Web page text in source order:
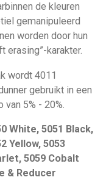
de kleuren
gemanipuleerd
worden door hun
erasing”-karakter.
wordt 4011
gebruikt in een
van 5% - 20%.
White, 5051 Black,
Yellow, 5053
5059 Cobalt
& Reducer